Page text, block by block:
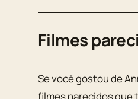
Filmes
Se você gostou de